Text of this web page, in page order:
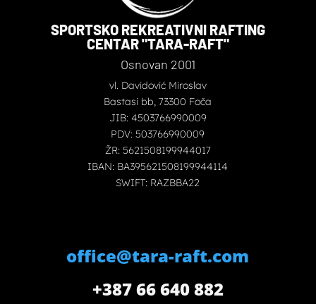
SPORTSKO REKREATIVNI RAFTING
CENTAR "TARA-RAFT"
Osnovan 2001
vl. Davidović Miroslav
Bastasi bb, 73300 Foča
JIB: 4503766990009
PDV: 503766990009
ŽR: 5621508199944017
IBAN: BA395621508199944114
SWIFT: RAZBBA22
office@tara-raft.com
+387 66 640 882